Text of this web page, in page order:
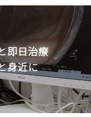
即日治療
身近に